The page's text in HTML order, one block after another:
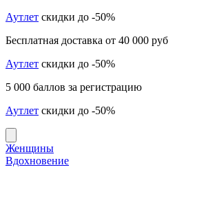
Аутлет скидки до -50%
Бесплатная доставка от 40 000 руб
Аутлет скидки до -50%
5 000 баллов за регистрацию
Аутлет скидки до -50%
Женщины
Вдохновение